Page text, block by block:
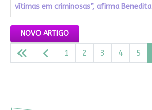
vítimas em criminosas”, afirma Benedita
NOVO ARTIGO
1 2 3 4 5